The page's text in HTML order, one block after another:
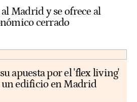
Madrid y se ofrece al
cerrado
apuesta por el 'flex living'
un edificio en Madrid